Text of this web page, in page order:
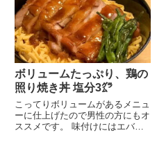
ボリュームたっぷり、鶏の
照り焼き丼 塩分3㌘
こってりボリュームがあるメニュ
ーに仕上げたので男性の方にもオ
ススメです。 味付けにはエバラ